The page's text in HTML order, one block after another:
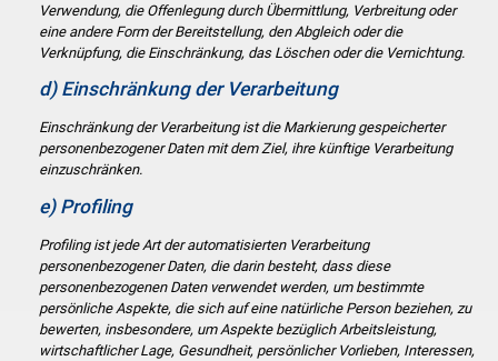
Verwendung, die Offenlegung durch Übermittlung, Verbreitung oder
eine andere Form der Bereitstellung, den Abgleich oder die
Verknüpfung, die Einschränkung, das Löschen oder die Vernichtung.
d) Einschränkung der Verarbeitung
Einschränkung der Verarbeitung ist die Markierung gespeicherter
personenbezogener Daten mit dem Ziel, ihre künftige Verarbeitung
einzuschränken.
e) Profiling
Profiling ist jede Art der automatisierten Verarbeitung
personenbezogener Daten, die darin besteht, dass diese
personenbezogenen Daten verwendet werden, um bestimmte
persönliche Aspekte, die sich auf eine natürliche Person beziehen, zu
bewerten, insbesondere, um Aspekte bezüglich Arbeitsleistung,
wirtschaftlicher Lage, Gesundheit, persönlicher Vorlieben, Interessen,